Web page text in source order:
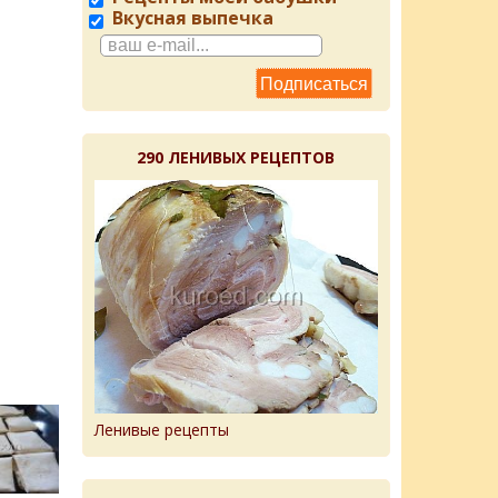
Вкусная выпечка
290 ЛЕНИВЫХ РЕЦЕПТОВ
Ленивые рецепты